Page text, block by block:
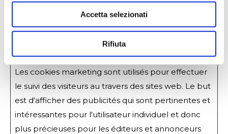
Accetta selezionati
Rifiuta
plus récente
visite.
Les cookies marketing sont utilisés pour effectuer
le suivi des visiteurs au travers des sites web. Le but
est d'afficher des publicités qui sont pertinentes et
intéressantes pour l'utilisateur individuel et donc
plus précieuses pour les éditeurs et annonceurs